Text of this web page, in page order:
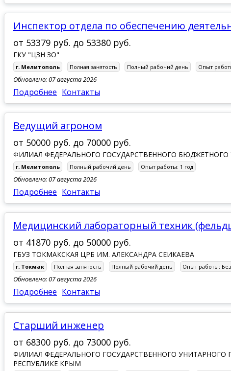
Инспектор отдела по обеспечению
от 53379 руб. до 53380 руб.
ГКУ "ЦЗН ЗО"
г. Мелитополь Полная занятость Полный рабочий день Опыт
Обновлено: 07 августа 2026
Подробнее Контакты
ведущий агроном
от 50000 руб. до 70000 руб.
ФИЛИАЛ ФЕДЕРАЛЬНОГО ГОСУДАРСТВЕННОГО
г. Мелитополь Полный рабочий день Опыт работы: 1 год
Обновлено: 07 августа 2026
Подробнее Контакты
Медицинский лабораторный техник
от 41870 руб. до 50000 руб.
ГБУЗ ТОКМАКСКАЯ ЦРБ ИМ. АЛЕКСАНДРА СЕИКАЕВА
г. Токмак Полная занятость Полный рабочий день Опыт работы:
Обновлено: 07 августа 2026
Подробнее Контакты
Старший инженер
от 68300 руб. до 73000 руб.
ФИЛИАЛ ФЕДЕРАЛЬНОГО ГОСУДАРСТВЕННОГО
РЕСПУБЛИКЕ КРЫМ